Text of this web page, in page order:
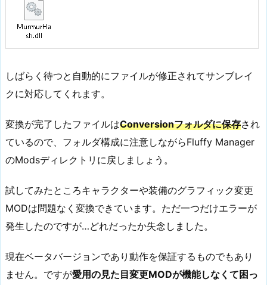
しばらく待つと自動的にファイルが修正されてサンブレイ
クに対応してくれます。
変換が完了したファイルはConversionフォルダに保存され
ているので、フォルダ構成に注意しながらFluffy Manager
のModsディレクトリに戻しましょう。
試してみたところキャラクターや装備のグラフィック変更
MODは問題なく変換できています。ただ一つだけエラーが
発生したのですが…どれだったか失念しました。
現在ベータバージョンであり動作を保証するものでもあり
ません。ですが愛用の見た目変更MODが機能しなくて困っ